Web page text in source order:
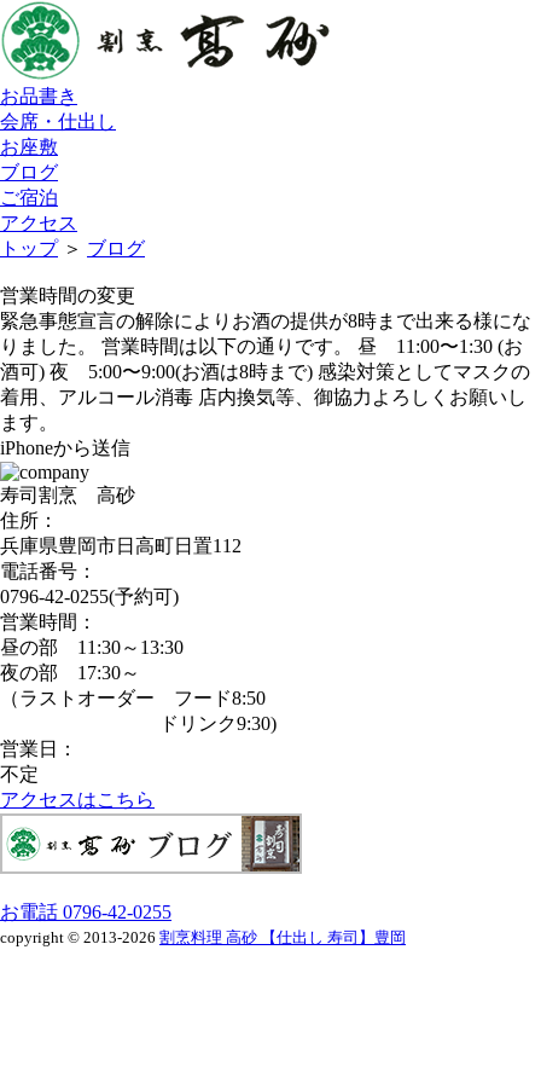
お品書き
会席・仕出し
お座敷
ブログ
ご宿泊
アクセス
トップ＞ ブログ
営業時間の変更
緊急事態宣言の解除によりお酒の提供が8時まで出来る様にな
りました。 営業時間は以下の通りです。 昼 11:00〜1:30 (お
酒可) 夜 5:00〜9:00(お酒は8時まで) 感染対策としてマスクの
着用、アルコール消毒 店内換気等、御協力よろしくお願いし
ます。
iPhoneから送信
寿司割烹 高砂
住所：
兵庫県豊岡市日高町日置112
電話番号：
0796-42-0255(予約可)
営業時間：
昼の部 11:30～13:30
夜の部 17:30～
（ラストオーダー フード8:50
ドリンク9:30)
営業日：
不定
アクセスはこちら
お電話 0796-42-0255
copyright © 2013-2026 割烹料理 高砂 【仕出し 寿司】豊岡